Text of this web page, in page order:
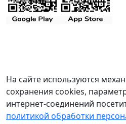
На сайте используются
сохранения cookies,
интернет-соединений
политикой обработки